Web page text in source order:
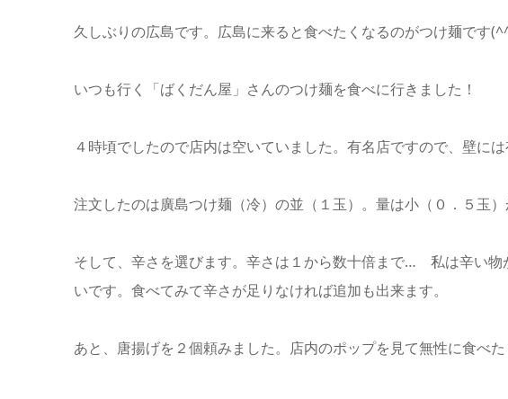
久しぶりの広島です。広島に来ると食べたくなるのがつけ麺です
いつも行く「ばくだん屋」さんのつけ麺を食べに行きました！
４時頃でしたので店内は空いていました。有名店ですので、壁に
注文したのは廣島つけ麺（冷）の並（１玉）。量は小（０．５玉）
そして、辛さを選びます。辛さは１から数十倍まで… 私は辛い物
いです。食べてみて辛さが足りなければ追加も出来ます。
あと、唐揚げを２個頼みました。店内のポップを見て無性に食べた